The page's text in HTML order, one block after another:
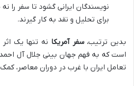
نویسندگان ایرانی گشود تا سفر را
برای تحلیل و نقد به کار گیرند.
بدین ترتیب،سفر آمریکا نه تنها یک
است که به فهم جهان بینی جلال آل
تعامل ایران با غرب در دوران معاصر،